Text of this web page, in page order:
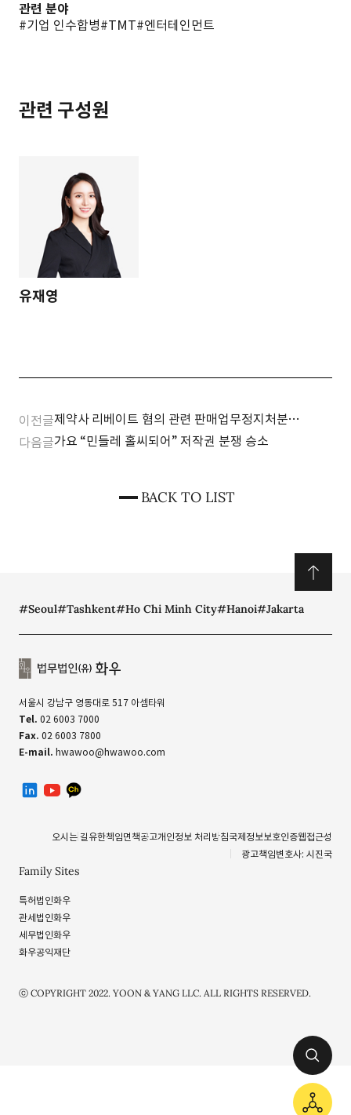
관련 분야
#기업 인수합병#TMT#엔터테인먼트
관련 구성원
유재영
이전글제약사 리베이트 혐의 관련 판매업무정지처분
취소소송 승소
BACK TO LIST
다음글가요 “민들레 홀씨되어” 저작권 분쟁 승소
#Seoul#Tashkent#Ho Chi Minh City#Hanoi#Jakarta
서울시 강남구 영동대로 517 아셈타워
Tel. 02 6003 7000
Fax. 02 6003 7800
E-mail. hwawoo@hwawoo.com
Family Sites
특허법인화우
관세법인화우
세무법인화우
화우공익재단
오시는 길 유한책임면책공고개인정보 처리방침국제정보보호인증웹접근성
광고책임변호사: 시진국
ⓒ COPYRIGHT 2022. YOON & YANG LLC. ALL RIGHTS RESERVED.